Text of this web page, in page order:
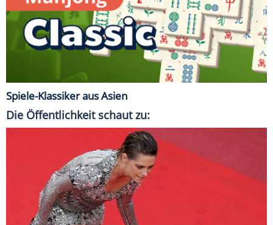
Spiele-Klassiker aus Asien
Die Öffentlichkeit schaut zu: